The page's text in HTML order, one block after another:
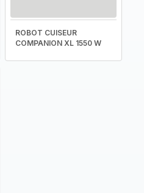
ROBOT CUISEUR
COMPANION XL 1550 W